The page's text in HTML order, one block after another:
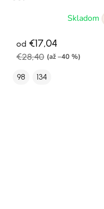
Skladom
od €17,04
€28,40 (až –40 %)
98 134